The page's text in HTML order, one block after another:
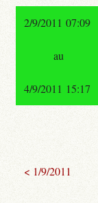
2/9/2011 07:09
au
4/9/2011 15:17
< 1/9/2011